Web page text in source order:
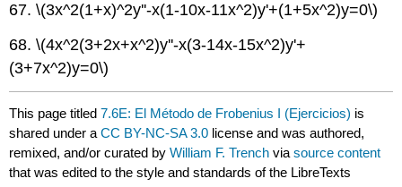
67.\(3x^2(1+x)^2y''-x(1-10x-11x^2)y'+(1+5x^2)y=0\)
68.\(4x^2(3+2x+x^2)y''-x(3-14x-15x^2)y'+
(3+7x^2)y=0\)
This page titled7.6E: El Método de Frobenius I (Ejercicios) is
shared under aCC BY-NC-SA 3.0 license and was authored,
remixed, and/or curated byWilliam F. Trench viasource content
that was edited to the style and standards of the LibreTexts